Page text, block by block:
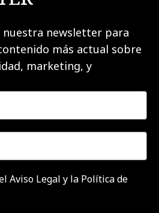
newsletter para
más actual sobre
marketing, y
Aviso Legal y la Política de